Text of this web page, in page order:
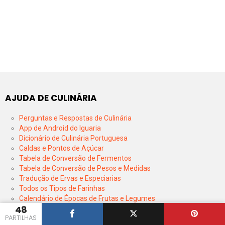
48
PARTILHAS
AJUDA DE CULINÁRIA
Perguntas e Respostas de Culinária
App de Android do Iguaria
Dicionário de Culinária Portuguesa
Caldas e Pontos de Açúcar
Tabela de Conversão de Fermentos
Tabela de Conversão de Pesos e Medidas
Tradução de Ervas e Especiarias
Todos os Tipos de Farinhas
Calendário de Épocas de Frutas e Legumes
Tempos de Cozedura de Legumes e Vegetais
Tempo de Conservação de Produtos no Congelador